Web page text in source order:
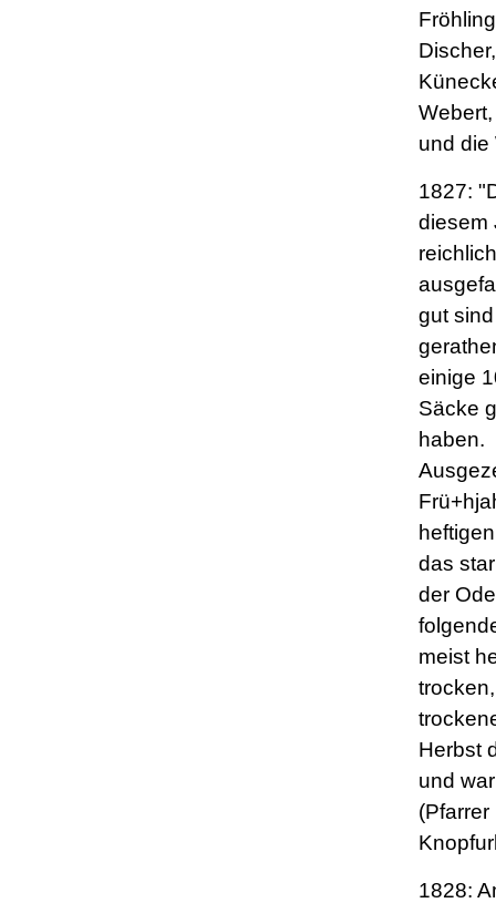
und die
1827:
diesem
reichlich
gut
einige
Säcke
haben.
das
der
meist
Herbst
und
(Pfarrer
1828: